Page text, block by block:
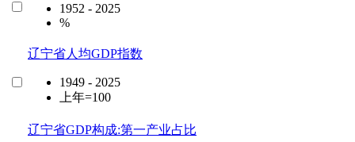
1952 - 2025
%
辽宁省人均GDP指数
1949 - 2025
上年=100
辽宁省GDP构成:第一产业占比